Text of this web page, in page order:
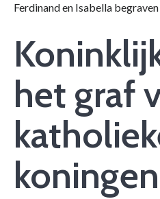
Ferdinand en Isabella
het graf
koningen